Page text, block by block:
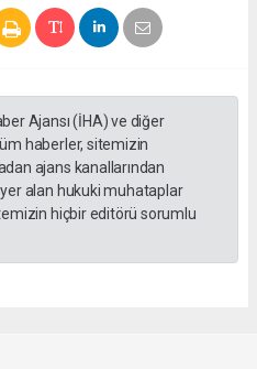
Ajansı (İHA) ve diğer
haberler, sitemizin
ajans kanallarından
alan hukuki muhataplar
hiçbir editörü sorumlu